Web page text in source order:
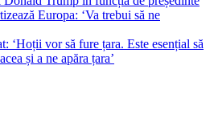
Europa: ‘Va trebui să ne
‘Hoții vor să fure țara. Este esențial să
și a ne apăra țara’